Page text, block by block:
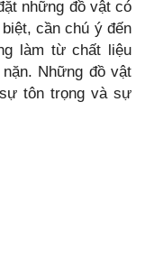
những đồ vật có
cần chú ý đến
làm từ chất liệu
Những đồ vật
tôn trọng và sự